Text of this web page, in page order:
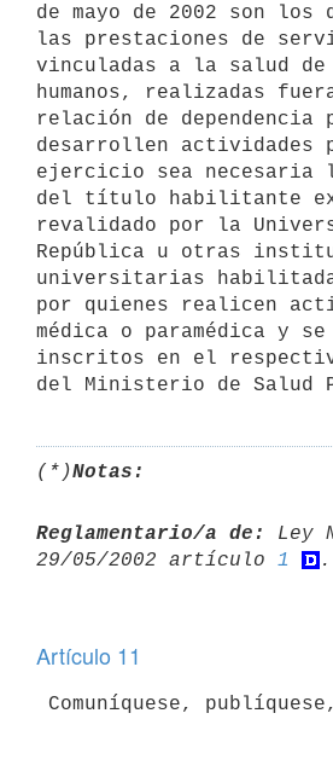
de mayo de 2002 son los
las prestaciones de
vinculadas a la salud
humanos, realizadas
relación de dependencia
desarrollen actividades
ejercicio sea necesaria
del título habilitante
revalidado por la
República u otras
universitarias
por quienes realicen
médica o paramédica y se
inscritos en el
(*)Notas:
Reglamentario/a de:
Ley
29/05/2002 artículo 1
Artículo 11